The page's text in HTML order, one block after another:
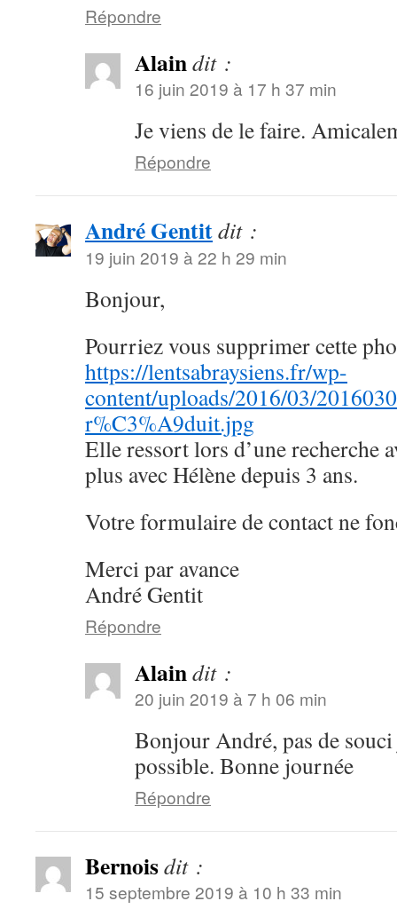
Répondre
Alaindit :
16 juin 2019 à 17 h 37 min
Je viens de le faire.
Répondre
André Gentitdit :
19 juin 2019 à 22 h 29 min
Bonjour,
Pourriez vous supprimer cette
https://lentsabraysiens.fr/wp-
content/uploads/2016/03/
r%C3%A9duit.jpg
Elle ressort lors d’une recherche
plus avec Hélène depuis 3 ans.
Votre formulaire de contact ne
Merci par avance
André Gentit
Répondre
Alaindit :
20 juin 2019 à 7 h 06 min
Bonjour André, pas de
possible. Bonne journée
Répondre
Bernoisdit :
15 septembre 2019 à 10 h 33 min